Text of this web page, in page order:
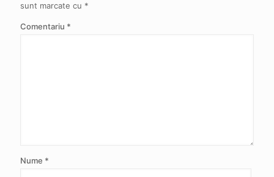
sunt marcate cu *
Comentariu *
Nume *